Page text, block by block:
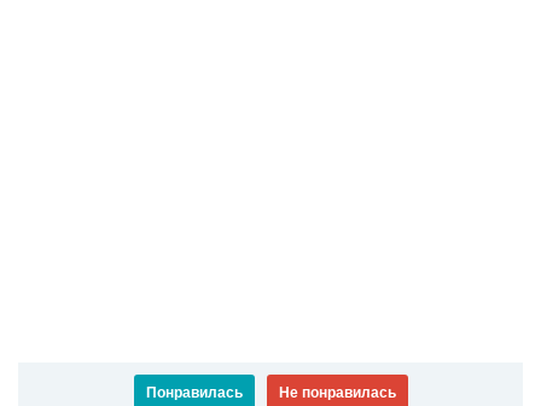
Понравилась Не понравилась